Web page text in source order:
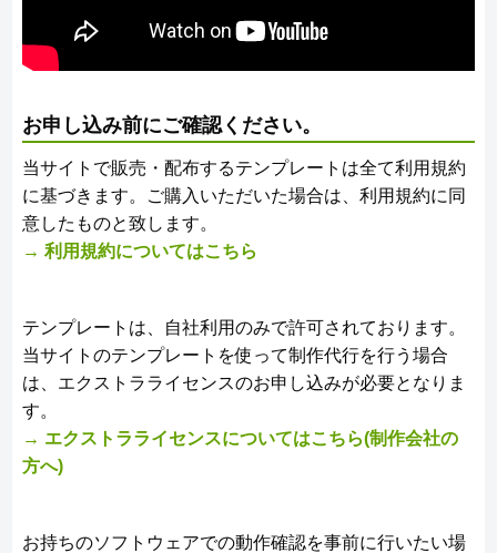
お申し込み前にご確認ください。
当サイトで販売・配布するテンプレートは全て利用規約
に基づきます。ご購入いただいた場合は、利用規約に同
意したものと致します。
→ 利用規約についてはこちら
テンプレートは、自社利用のみで許可されております。
当サイトのテンプレートを使って制作代行を行う場合
は、エクストラライセンスのお申し込みが必要となりま
す。
→ エクストラライセンスについてはこちら(制作会社の
方へ)
お持ちのソフトウェアでの動作確認を事前に行いたい場